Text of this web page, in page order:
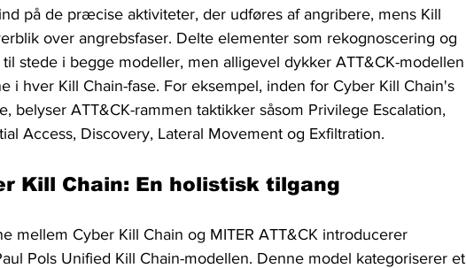
på de præcise aktiviteter, der udføres af angribere, mens Kill
over angrebsfaser. Delte elementer som rekognoscering og
stede i begge modeller, men alligevel dykker ATT&CK-modellen
i hver Kill Chain-fase. For eksempel, inden for Cyber ​​Kill Chain's
belyser ATT&CK-rammen taktikker såsom Privilege Escalation,
Access, Discovery, Lateral Movement og Exfiltration.
​​Kill Chain: En holistisk tilgang
mellem Cyber ​​Kill Chain og MITER ATT&CK introducerer
Pols Unified Kill Chain-modellen. Denne model kategoriserer et